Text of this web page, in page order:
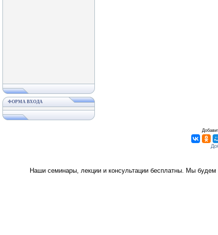
ФОРМА ВХОДА
Наши семинары, лекции и консультации бесплатны. Мы